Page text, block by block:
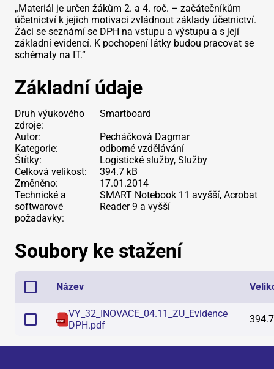
„Materiál je určen žákům 2. a 4. roč. – začátečníkům
účetnictví k jejich motivaci zvládnout základy účetnictví.
Žáci se seznámí se DPH na vstupu a výstupu a s její
základní evidencí. K pochopení látky budou pracovat se
schématy na IT.“
Základní údaje
Druh výukového
zdroje:
Smartboard
Autor:
Pecháčková Dagmar
Kategorie:
odborné vzdělávání
Štítky:
Logistické služby, Služby
Celková velikost:
394.7 kB
Změněno:
17.01.2014
Technické a
softwarové
požadavky:
SMART Notebook 11 avyšší, Acrobat
Reader 9 a vyšší
Soubory ke stažení
Název
VY_32_INOVACE_04.11_ZU_Evidence
DPH.pdf